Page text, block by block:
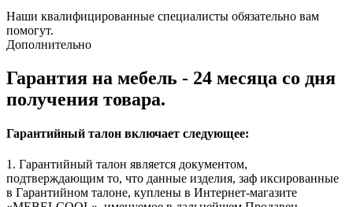
Наши квалифицированные специалисты обязательно вам
помогут.
Дополнительно
Гарантия на мебель - 24 месяца со дня
получения товара.
Гарантийный талон включает следующее:
1. Гарантийный талон является документом,
подтверждающим то, что данные изделия, заф иксированные
в Гарантийном талоне, куплены в Интернет-магазите